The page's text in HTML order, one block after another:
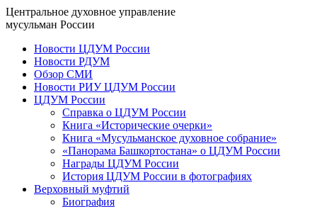
Центральное духовное управление
мусульман России
Новости ЦДУМ России
Новости РДУМ
Обзор СМИ
Новости РИУ ЦДУМ России
ЦДУМ России
Справка о ЦДУМ России
Книга «Исторические очерки»
Книга «Мусульманское духовное собрание»
«Панорама Башкортостана» о ЦДУМ России
Награды ЦДУМ России
История ЦДУМ России в фотографиях
Верховный муфтий
Биография